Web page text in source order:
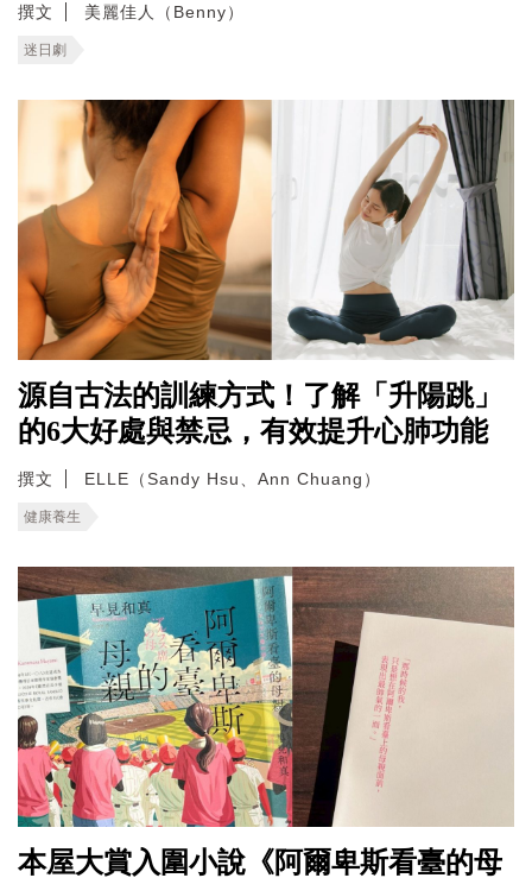
撰文 美麗佳人（Benny）
迷日劇
源自古法的訓練方式！了解「升陽跳」
的6大好處與禁忌，有效提升心肺功能
撰文 ELLE（Sandy Hsu、Ann Chuang）
健康養生
本屋大賞入圍小說《阿爾卑斯看臺的母